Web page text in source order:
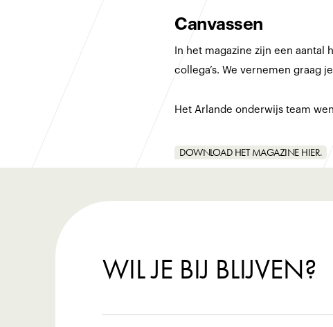
Canvassen
In het magazine zijn een
collega’s. We vernemen graag
Het Arlande onderwijs team
DOWNLOAD HET MAGAZINE HIER.
WIL JE BIJ BLIJVEN?